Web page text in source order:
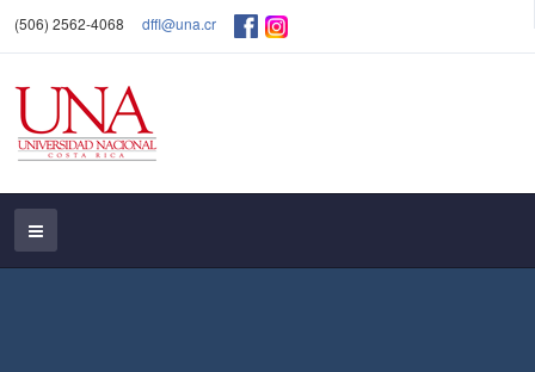
(506) 2562-4068 dffl@una.cr